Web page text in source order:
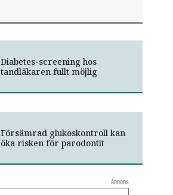
Diabetes-screening hos
tandläkaren fullt möjlig
Försämrad glukoskontroll kan
öka risken för parodontit
Annons